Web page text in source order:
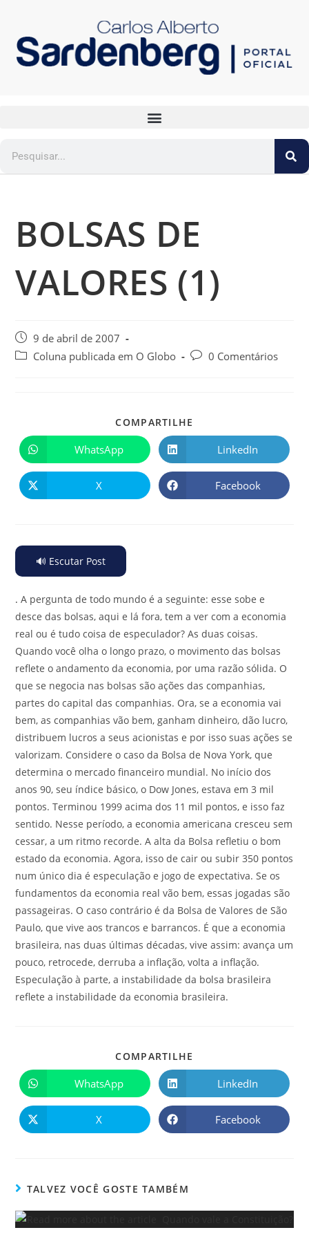
BOLSAS DE
VALORES (1)
9 de abril de 2007
Coluna publicada em O Globo
0 Comentários
COMPARTILHE
WhatsApp LinkedIn
X Facebook
🔊 Escutar Post
. A pergunta de todo mundo é a seguinte: esse sobe e
desce das bolsas, aqui e lá fora, tem a ver com a economia
real ou é tudo coisa de especulador? As duas coisas.
Quando você olha o longo prazo, o movimento das bolsas
reflete o andamento da economia, por uma razão sólida. O
que se negocia nas bolsas são ações das companhias,
partes do capital das companhias. Ora, se a economia vai
bem, as companhias vão bem, ganham dinheiro, dão lucro,
distribuem lucros a seus acionistas e por isso suas ações se
valorizam. Considere o caso da Bolsa de Nova York, que
determina o mercado financeiro mundial. No início dos
anos 90, seu índice básico, o Dow Jones, estava em 3 mil
pontos. Terminou 1999 acima dos 11 mil pontos, e isso faz
sentido. Nesse período, a economia americana cresceu sem
cessar, a um ritmo recorde. A alta da Bolsa refletiu o bom
estado da economia. Agora, isso de cair ou subir 350 pontos
num único dia é especulação e jogo de expectativa. Se os
fundamentos da economia real vão bem, essas jogadas são
passageiras. O caso contrário é da Bolsa de Valores de São
Paulo, que vive aos trancos e barrancos. É que a economia
brasileira, nas duas últimas décadas, vive assim: avança um
pouco, retrocede, derruba a inflação, volta a inflação.
Especulação à parte, a instabilidade da bolsa brasileira
reflete a instabilidade da economia brasileira.
COMPARTILHE
WhatsApp LinkedIn
X Facebook
TALVEZ VOCÊ GOSTE TAMBÉM